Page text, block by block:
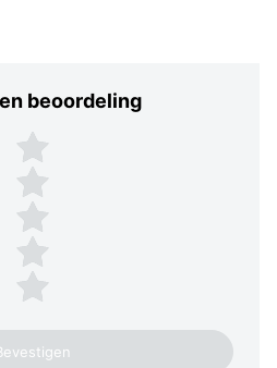
beoordeling
Plaats een beoordeling
5 sterren
4 sterren
3 sterren
2 sterren
1 ster